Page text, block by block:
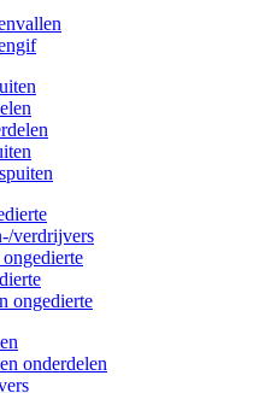
verdrijvers
ongedierte
onderdelen